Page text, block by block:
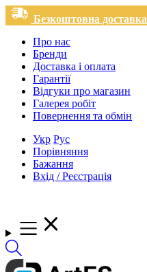
Безкоштовна
Про нас
Бренди
Доставка і оплата
Гарантії
Відгуки про магазин
Галерея робіт
Повернення та обмін
Укр Рус
Порівняння
Бажання
Вхід / Реєстрація